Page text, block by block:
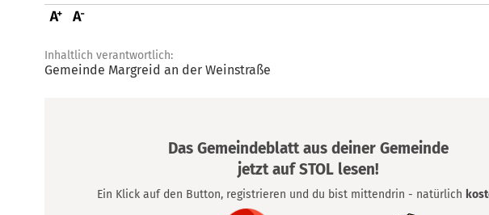
Inhaltlich verantwortlich:
Gemeinde Margreid an der Weinstraße
Das Gemeindeblatt aus deiner Gemeinde
jetzt auf STOL lesen!
Ein Klick auf den Button, registrieren und du bist mittendrin - natürlich